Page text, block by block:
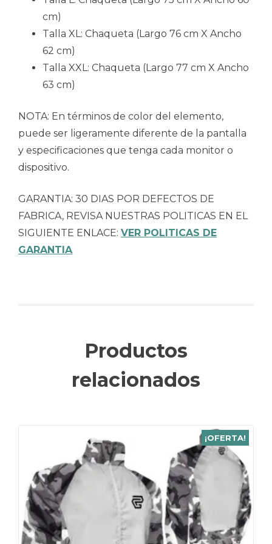
cm)
Talla XL: Chaqueta (Largo 76 cm X Ancho
62 cm)
Talla XXL: Chaqueta (Largo 77 cm X Ancho
63 cm)
NOTA: En términos de color del elemento,
puede ser ligeramente diferente de la pantalla
y especificaciones que tenga cada monitor o
dispositivo.
GARANTIA: 30 DIAS POR DEFECTOS DE
FABRICA, REVISA NUESTRAS POLITICAS EN EL
SIGUIENTE ENLACE: VER POLITICAS DE
GARANTIA
Productos
relacionados
¡OFERTA!